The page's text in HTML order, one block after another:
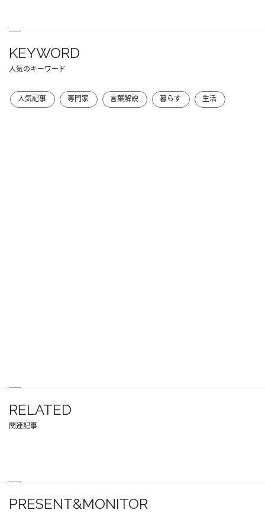
KEYWORD
人気のキーワード
人気記事 専門家 言葉解説 暮らす 生活
RELATED
関連記事
PRESENT&MONITOR